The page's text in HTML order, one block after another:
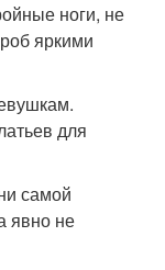
ноги, не
яркими
для
самой
явно не